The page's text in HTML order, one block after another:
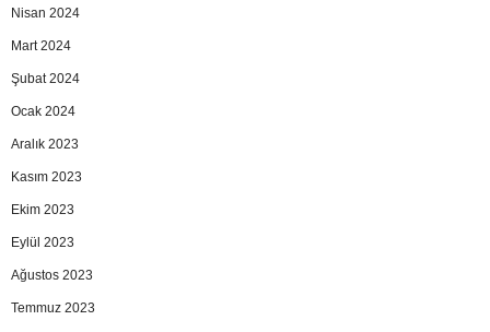
Nisan 2024
Mart 2024
Şubat 2024
Ocak 2024
Aralık 2023
Kasım 2023
Ekim 2023
Eylül 2023
Ağustos 2023
Temmuz 2023